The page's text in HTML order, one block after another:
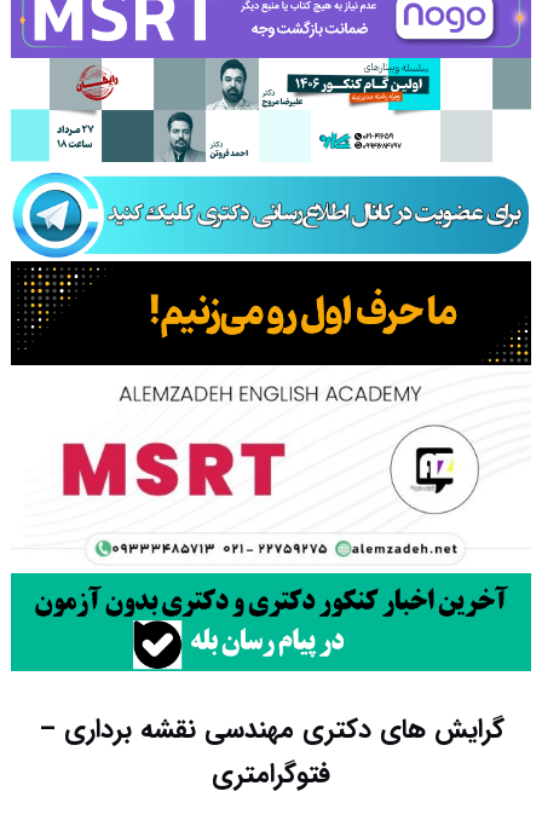
گرایش های دکتری ﻣﻬﻨﺪسی نقشه برداری –
ﻓﺘﻮﮔﺮاﻣﺘﺮی